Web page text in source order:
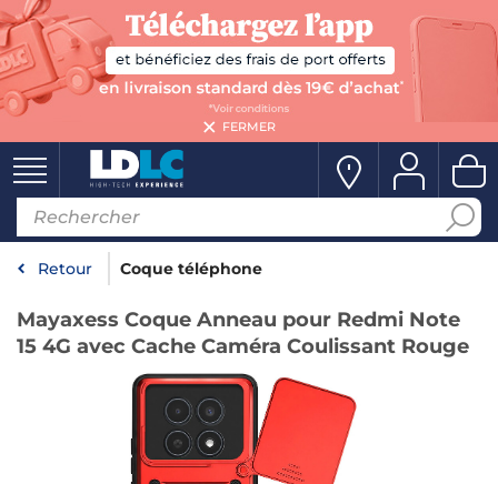
FERMER
Retour Coque téléphone
Mayaxess Coque Anneau pour Redmi Note
15 4G avec Cache Caméra Coulissant Rouge